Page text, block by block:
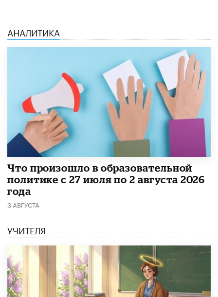
АНАЛИТИКА
​Что произошло в образовательной
политике с 27 июля по 2 августа 2026
года
3 АВГУСТА
УЧИТЕЛЯ